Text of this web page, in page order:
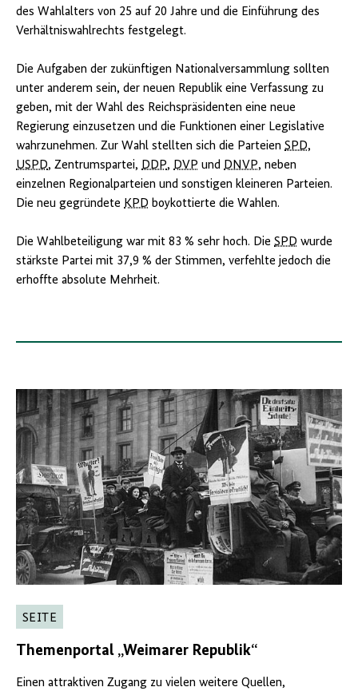
des Wahlalters von 25 auf 20 Jahre und die Einführung des
Verhältniswahlrechts festgelegt.
Die Aufgaben der zukünftigen Nationalversammlung sollten
unter anderem sein, der neuen Republik eine Verfassung zu
geben, mit der Wahl des Reichspräsidenten eine neue
Regierung einzusetzen und die Funktionen einer Legislative
wahrzunehmen. Zur Wahl stellten sich die Parteien SPD,
USPD, Zentrumspartei, DDP, DVP und DNVP, neben
einzelnen Regionalparteien und sonstigen kleineren Parteien.
Die neu gegründete KPD boykottierte die Wahlen.
Die Wahlbeteiligung war mit 83 % sehr hoch. Die SPD wurde
stärkste Partei mit 37,9 % der Stimmen, verfehlte jedoch die
erhoffte absolute Mehrheit.
SEITE
Themenportal „Weimarer Republik“
Einen attraktiven Zugang zu vielen weitere Quellen,